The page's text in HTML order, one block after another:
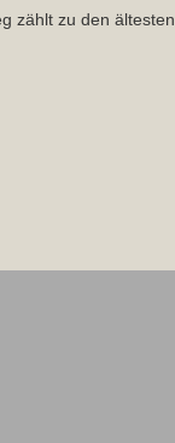
zählt zu den ältesten